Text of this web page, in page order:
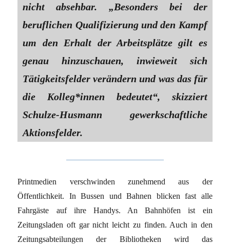
nicht absehbar. „Besonders bei der
beruflichen Qualifizierung und den Kampf
um den Erhalt der Arbeitsplätze gilt es
genau hinzuschauen, inwieweit sich
Tätigkeitsfelder verändern und was das für
die Kolleg*innen bedeutet“, skizziert
Schulze-Husmann gewerkschaftliche
Aktionsfelder.
Printmedien verschwinden zunehmend aus der
Öffentlichkeit. In Bussen und Bahnen blicken fast alle
Fahrgäste auf ihre Handys. An Bahnhöfen ist ein
Zeitungsladen oft gar nicht leicht zu finden. Auch in den
Zeitungsabteilungen der Bibliotheken wird das